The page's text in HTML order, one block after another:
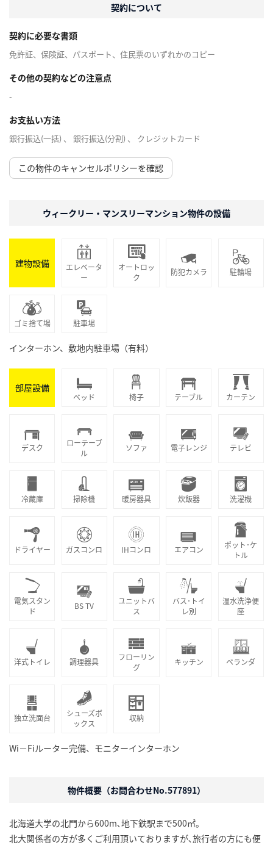
契約について
契約に必要な書類
免許証、保険証、パスポート、住民票のいずれかのコピー
その他の契約などの注意点
-
お支払い方法
銀行振込(一括) 、 銀行振込(分割) 、 クレジットカード
この物件のキャンセルポリシーを確認
ウィークリー・マンスリーマンション物件の設備
建物設備
エレベータ
ー
オートロッ
ク
防犯カメラ 駐輪場
ゴミ捨て場 駐車場
インターホン、敷地内駐車場（有料）
部屋設備
ベッド 椅子 テーブル カーテン
デスク
ローテーブ
ル
ソファ 電子レンジ テレビ
冷蔵庫 掃除機 暖房器具 炊飯器 洗濯機
ドライヤー ガスコンロ IHコンロ エアコン
ポット･ケ
トル
電気スタン
ド
BS TV
ユニットバ
ス
バス･トイ
レ別
温水洗浄便
座
洋式トイレ 調理器具
フローリン
グ
キッチン ベランダ
独立洗面台
シューズボ
ックス
収納
Wi－Fiルーター完備、モニターインターホン
物件概要（お問合わせNo.577891）
北海道大学の北門から600m､地下鉄駅まで500㎡｡
北大関係者の方が多くご利用頂いておりますが､旅行者の方にも便